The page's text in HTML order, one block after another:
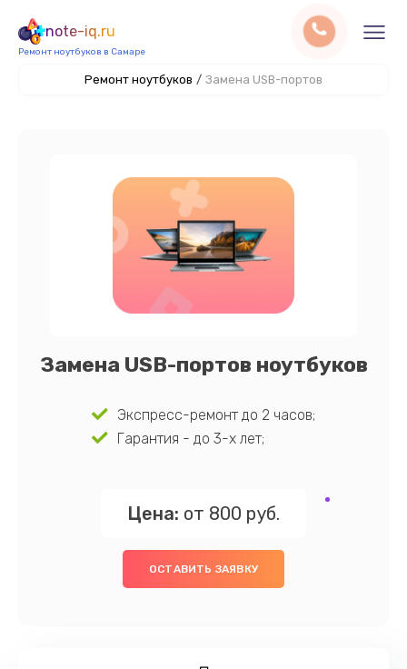
note-iq.ru
Ремонт ноутбуков в Самаре
Ремонт ноутбуков / Замена USB-портов
Замена USB-портов ноутбуков
Экспресс-ремонт до 2 часов;
Гарантия - до 3-х лет;
Цена: от 800 руб.
ОСТАВИТЬ ЗАЯВКУ